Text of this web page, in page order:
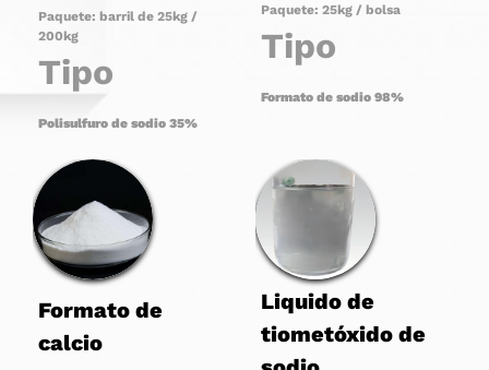
Paquete: barril de 25kg /
200kg
Tipo
Polisulfuro de sodio 35%
Paquete: 25kg / bolsa
Tipo
Formato de sodio98%
Formato de
calcio
Liquido de
tiometóxido de